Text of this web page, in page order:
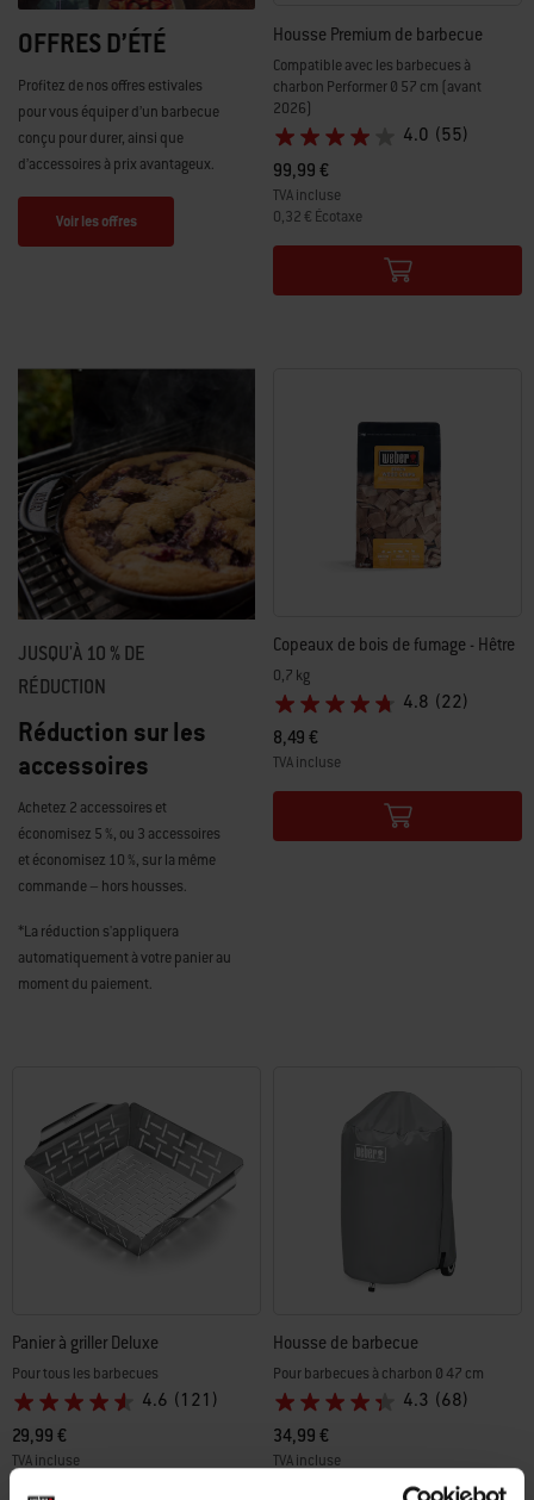
OFFRES D’ÉTÉ
Profitez de nos offres estivales
pour vous équiper d’un barbecue
conçu pour durer, ainsi que
d’accessoires à prix avantageux.
Voir les offres
Housse Premium de barbecue
Compatible avec les barbecues à
charbon Performer Ø 57 cm (avant
2026)
4.0 (55)
99,99 €
TVA incluse
0,32 € Écotaxe
Color Options
JUSQU'À 10 % DE
RÉDUCTION
Réduction sur les
accessoires
Achetez 2 accessoires et
économisez 5 %, ou 3 accessoires
et économisez 10 %, sur la même
commande – hors housses.
*La réduction s'appliquera
automatiquement à votre panier au
moment du paiement.
Copeaux de bois de fumage - Hêtre
0,7 kg
4.8 (22)
8,49 €
TVA incluse
Color Options
Panier à griller Deluxe
Pour tous les barbecues
4.6 (121)
29,99 €
TVA incluse
Color Options
Housse de barbecue
Pour barbecues à charbon Ø 47 cm
4.3 (68)
34,99 €
TVA incluse